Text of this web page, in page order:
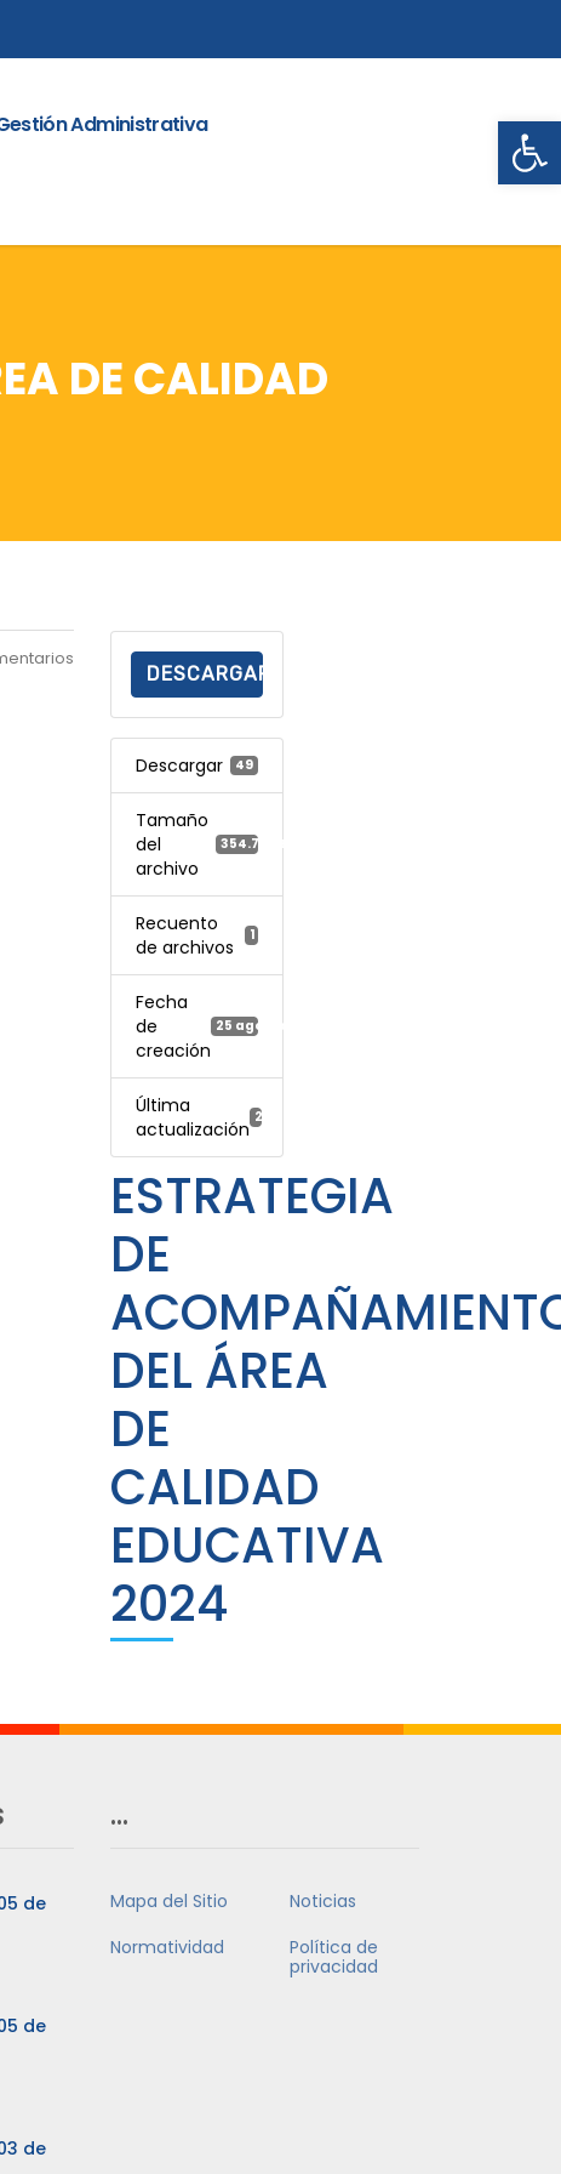
Administrativa
DE CALIDAD
DESCARGAR
Descargar 49
Tamaño
del
archivo
354.75 KB
Recuento
de archivos
1
Fecha
de
creación
25 agosto, 2025
Última
actualización
25 agosto, 2025
ESTRATEGIA
DE
DEL ÁREA
DE
CALIDAD
EDUCATIVA
2024
de
de
de
…
Mapa del Sitio
Noticias
Normatividad
Política de
privacidad